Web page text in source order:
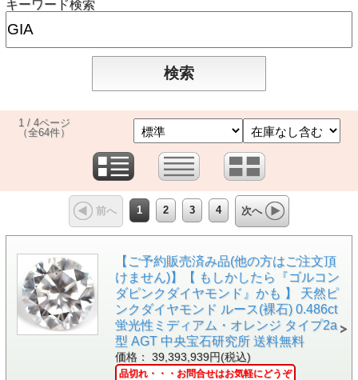
キーワード検索
1 / 4ページ
（全64件）
前へ 1 2 3 4 次へ
【ご予約販売済み品(他の方はご注文頂
けません)】【 もしかしたら『ゴルコン
ダピンクダイヤモンド』かも 】 天然ピ
ンクダイヤモンド ルース(裸石) 0.486ct
蛍光性ミディアム・オレンジ タイプ2a
型 AGT 中央宝石研究所 送料無料
価格： 39,393,939円(税込)
品切れ・・・お問合せはお気軽にどうぞ